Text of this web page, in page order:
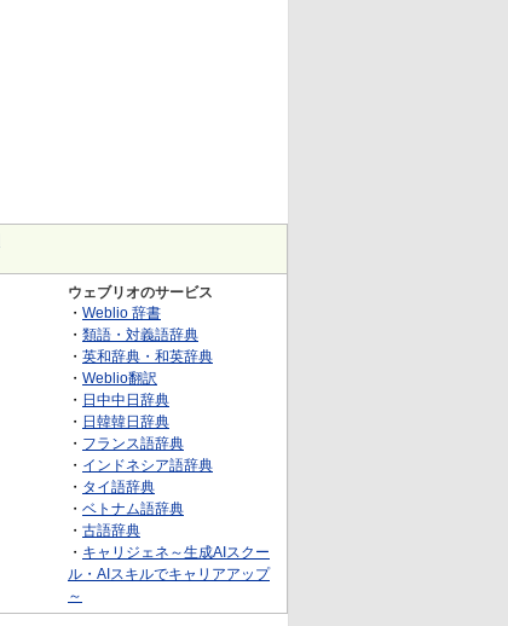
ウェブリオのサービス
・ Weblio 辞書
・ 類語・対義語辞典
・ 英和辞典・和英辞典
・ Weblio翻訳
・ 日中中日辞典
・ 日韓韓日辞典
・ フランス語辞典
・ インドネシア語辞典
・ タイ語辞典
・ ベトナム語辞典
・ 古語辞典
・ キャリジェネ～生成AIスクー
ル・AIスキルでキャリアアップ
～